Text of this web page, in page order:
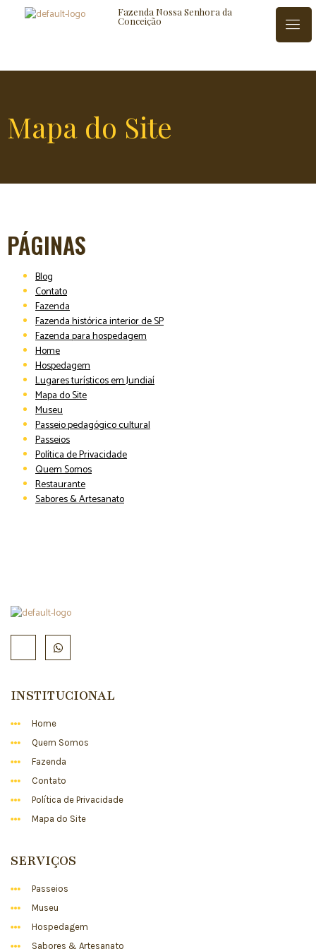
Fazenda Nossa Senhora da
Conceição
Mapa do Site
PÁGINAS
Blog
Contato
Fazenda
Fazenda histórica interior de SP
Fazenda para hospedagem
Home
Hospedagem
Lugares turísticos em Jundiaí
Mapa do Site
Museu
Passeio pedagógico cultural
Passeios
Política de Privacidade
Quem Somos
Restaurante
Sabores & Artesanato
INSTITUCIONAL
Home
Quem Somos
Fazenda
Contato
Política de Privacidade
Mapa do Site
SERVIÇOS
Passeios
Museu
Hospedagem
Sabores & Artesanato